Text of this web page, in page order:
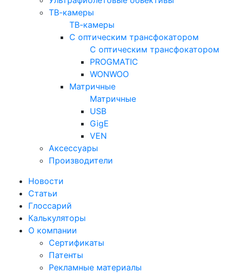
ТВ-камеры
ТВ-камеры
С оптическим трансфокатором
С оптическим трансфокатором
PROGMATIC
WONWOO
Матричные
Матричные
USB
GigE
VEN
Аксессуары
Производители
Новости
Статьи
Глоссарий
Калькуляторы
О компании
Сертификаты
Патенты
Рекламные материалы